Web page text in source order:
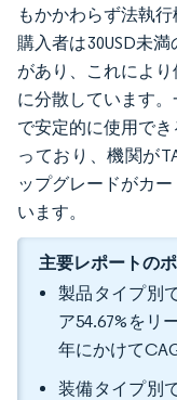
もかかわらず法執
購入者は30USD未
があり、これによ
に分散しています
で安定的に使用で
っており、機関が
ップグレードがカ
います。
主要レポートの
製品タイプ別
ア54.67%をリ
年にかけて
装備タイプ別